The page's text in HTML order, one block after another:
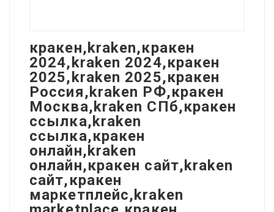
кракен,kraken,кракен
2024,kraken 2024,кракен
2025,kraken 2025,кракен
Россия,kraken РФ,кракен
Москва,kraken СПб,кракен
ссылка,kraken
ссылка,кракен
онлайн,kraken
онлайн,кракен сайт,kraken
сайт,кракен
маркетплейс,kraken